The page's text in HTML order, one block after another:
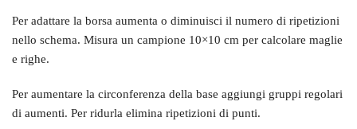
Per adattare la borsa aumenta o diminuisci il numero di ripetizioni
nello schema. Misura un campione 10×10 cm per calcolare maglie
e righe.
Per aumentare la circonferenza della base aggiungi gruppi regolari
di aumenti. Per ridurla elimina ripetizioni di punti.